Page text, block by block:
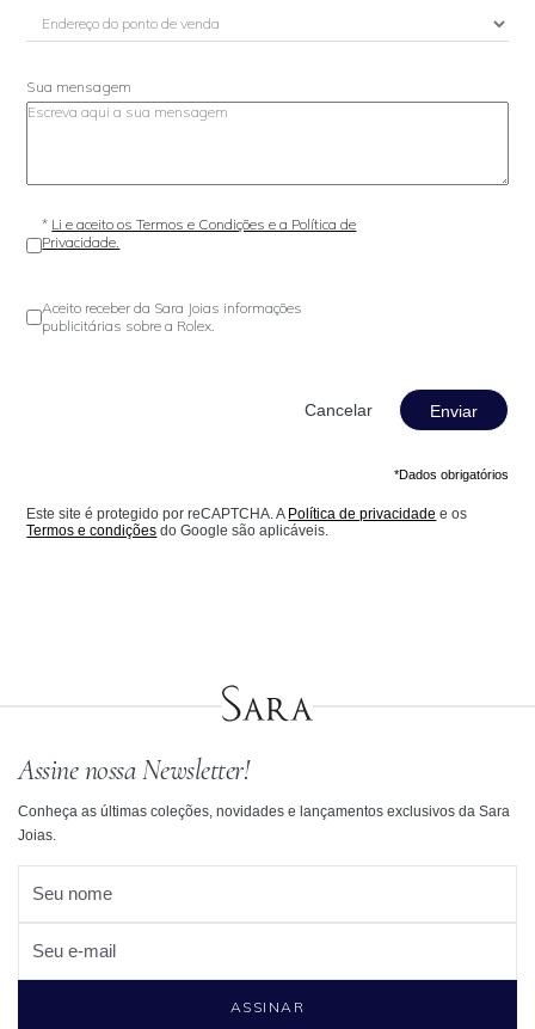
Sua mensagem
* Li e aceito os Termos e Condições e a Política de
Privacidade.
Aceito receber da Sara Joias informações
publicitárias sobre a Rolex.
Enviar
*Dados obrigatórios
Este site é protegido por reCAPTCHA. A Política de privacidade e os
Termos e condições do Google são aplicáveis.
Assine nossa Newsletter!
Conheça as últimas coleções, novidades e lançamentos exclusivos da Sara
Joias.
Seu nome
Seu e-mail
ASSINAR